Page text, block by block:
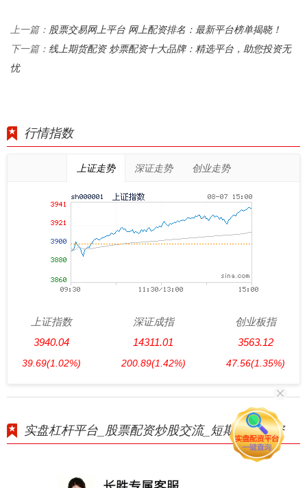
上一篇： 股票交易网上平台 网上配资排名：最新平台榜单揭晓！
下一篇： 线上期货配资 炒票配资十大品牌：精选平台，助您投资无
忧
行情指数
上证走势 深证走势 创业走势
上证指数
3940.04
39.69(1.02%)
深证成指
14311.01
200.89(1.42%)
创业板指
3563.12
47.56(1.35%)
实盘杠杆平台_股票配资炒股交流_短期股票配资